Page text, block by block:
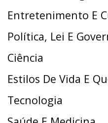
Entretenimento E
Política, Lei E
Ciência
Estilos De Vida E
Tecnologia